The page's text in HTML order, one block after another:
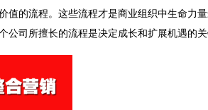
值的流程。这些流程才是商业组织中生命力
公司所擅长的流程是决定成长和扩展机遇的